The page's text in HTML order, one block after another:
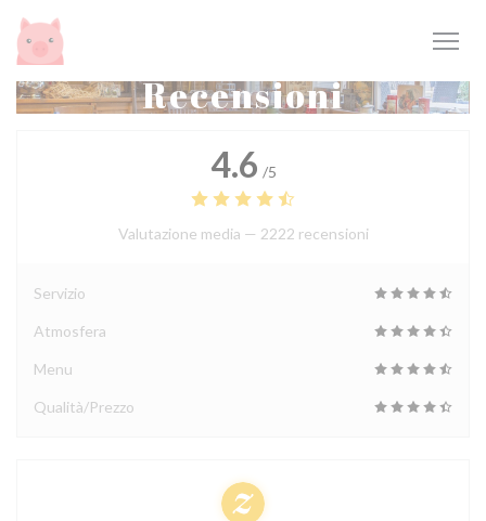
Personalizzazione delle tue scelte sui cookie
Recensioni
4.6 /5
Valutazione media — 2222 recensioni
Servizio
Atmosfera
Menu
Qualità/Prezzo